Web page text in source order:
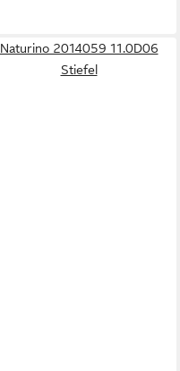
Naturino 2014059 11.0D06
Stiefel